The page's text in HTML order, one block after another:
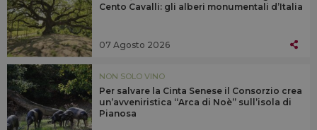
Cento Cavalli: gli alberi monumentali d’Italia
07 Agosto 2026
NON SOLO VINO
Per salvare la Cinta Senese il Consorzio crea
un’avveniristica “Arca di Noè” sull’isola di
Pianosa